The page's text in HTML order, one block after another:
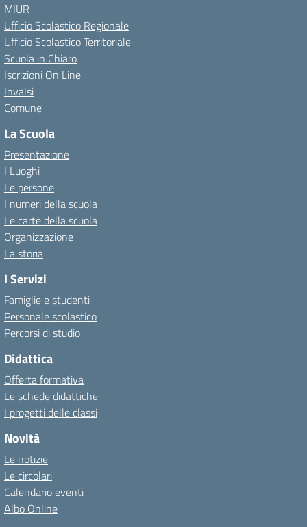
MIUR
Ufficio Scolastico Regionale
Ufficio Scolastico Territoriale
Scuola in Chiaro
Iscrizioni On Line
Invalsi
Comune
La Scuola
Presentazione
I Luoghi
Le persone
I numeri della scuola
Le carte della scuola
Organizzazione
La storia
I Servizi
Famiglie e studenti
Personale scolastico
Percorsi di studio
Didattica
Offerta formativa
Le schede didattiche
I progetti delle classi
Novità
Le notizie
Le circolari
Calendario eventi
Albo Online